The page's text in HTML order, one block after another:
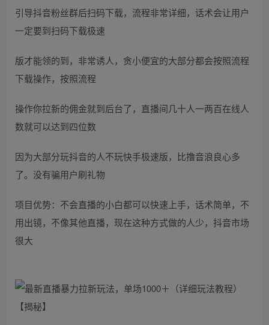
引导抖音粉丝群后扫码下载，流程非常详细，话术会让用户
一定要到扫码下载极速
版才能领的到，非常诱人，贪小便宜的大部分都会按照流程
下载操作，按照流程
操作你拉新的佣金就到后台了，直播间几十人一两百在线人
数就可以达到四位数
因为大部分玩抖音的人不玩快手极速版，比撸音浪良心多
了。没有骗用户刷礼物
项目优势：不会直播的小白都可以快速上手，话术简单，不
用出镜，不像其他直播，现在这种方式做的人少，抖音市场
很大